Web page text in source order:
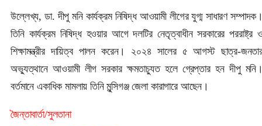
উল্লেখ্য, ডা. দীপু মনি কার্যক্রম নিষিদ্ধ আওয়ামী লীগের যুগ্ম সাধারণ
তিনি কার্যক্রম নিষিদ্ধ হওয়ার আগে দলটির নেতৃত্বাধীন সরকারের পররাষ্ট্র
শিক্ষামন্ত্রীর দায়িত্ব পালন করেন। ২০২৪ সালের ৫ আগস্ট ছাত্র-
অভ্যুত্থানে আওয়ামী লীগ সরকার ক্ষমতাচ্যুত হলে গ্রেপ্তার হন দীপু
বর্তমানে একাধিক মামলায় তিনি মুন্সিগঞ্জ জেলা কারাগারে আছেন।
জৈন্তাবার্তা/সুলতানা